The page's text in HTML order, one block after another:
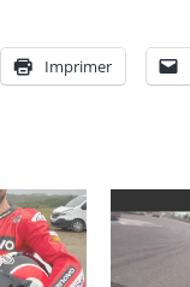
Imprimer